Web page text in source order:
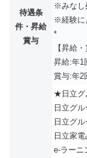
待遇条
件・昇給
賞与
※みなし
※経験に
*
【昇給
昇給:年1
賞与:年2
★日立グ
日立グ
日立グ
日立家
e-ラーニ